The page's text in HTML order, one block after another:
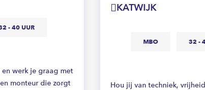
- 40 UUR
werk je graag met
monteur die zorgt
KATWIJK
MBO 32 -
Hou jij van techniek,